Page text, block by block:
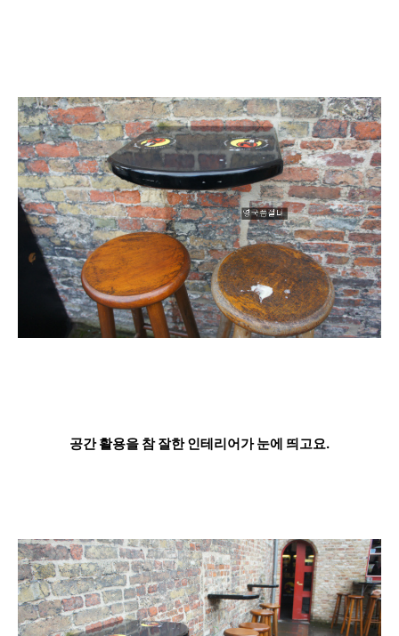
공간 활용을 참 잘한 인테리어가 눈에 띄고요.